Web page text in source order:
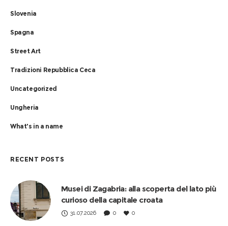
Slovenia
Spagna
Street Art
Tradizioni Repubblica Ceca
Uncategorized
Ungheria
What's in a name
RECENT POSTS
Musei di Zagabria: alla scoperta del lato più
curioso della capitale croata
31.07.2026 0 0